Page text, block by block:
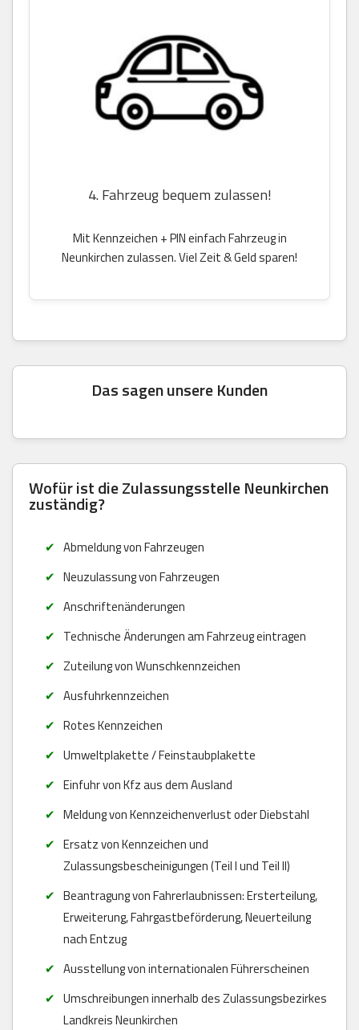
4. Fahrzeug bequem zulassen!
Mit Kennzeichen + PIN einfach Fahrzeug in
Neunkirchen zulassen. Viel Zeit & Geld sparen!
Das sagen unsere Kunden
Wofür ist die Zulassungsstelle Neunkirchen
zuständig?
Abmeldung von Fahrzeugen
Neuzulassung von Fahrzeugen
Anschriftenänderungen
Technische Änderungen am Fahrzeug eintragen
Zuteilung von Wunschkennzeichen
Ausfuhrkennzeichen
Rotes Kennzeichen
Umweltplakette / Feinstaubplakette
Einfuhr von Kfz aus dem Ausland
Meldung von Kennzeichenverlust oder Diebstahl
Ersatz von Kennzeichen und
Zulassungsbescheinigungen (Teil I und Teil II)
Beantragung von Fahrerlaubnissen: Ersterteilung,
Erweiterung, Fahrgastbeförderung, Neuerteilung
nach Entzug
Ausstellung von internationalen Führerscheinen
Umschreibungen innerhalb des Zulassungsbezirkes
Landkreis Neunkirchen